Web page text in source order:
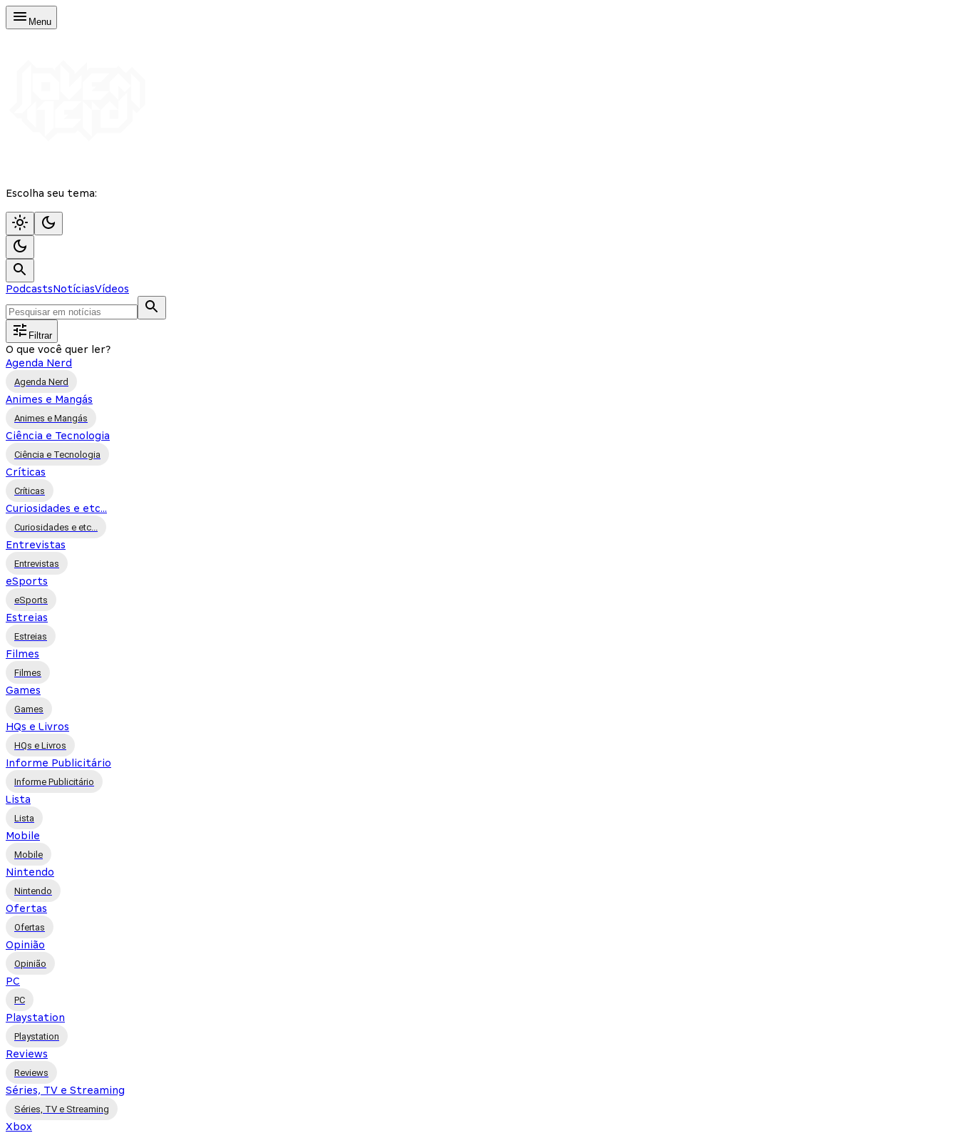
Menu
Escolha seu tema:
PodcastsNotíciasVídeos
Filtrar
O que você quer ler?
Agenda Nerd
Agenda Nerd
Animes e Mangás
Animes e Mangás
Ciência e Tecnologia
Ciência e Tecnologia
Críticas
Críticas
Curiosidades e etc...
Curiosidades e etc...
Entrevistas
Entrevistas
eSports
eSports
Estreias
Estreias
Filmes
Filmes
Games
Games
HQs e Livros
HQs e Livros
Informe Publicitário
Informe Publicitário
Lista
Lista
Mobile
Mobile
Nintendo
Nintendo
Ofertas
Ofertas
Opinião
Opinião
PC
PC
Playstation
Playstation
Reviews
Reviews
Séries, TV e Streaming
Séries, TV e Streaming
Xbox